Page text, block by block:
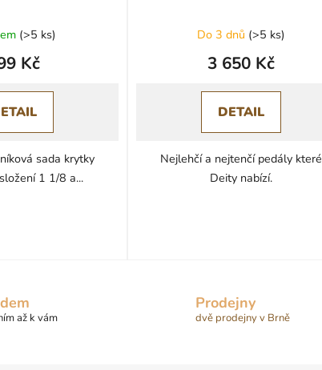
hodnocení
produktu
0,0
z
hvězdiček.
(>5 ks)
Kč
sada krytky
1 1/8 a...
hodnocení
produktu
0,0
z
5
hvězdiček.
Do 3 dnů (>5 ks)
3 650 Kč
DETAIL
Nejlehčí a nejtenčí pedály které
Deity nabízí.
až k vám
Prodejny
dvě prodejny v Brně